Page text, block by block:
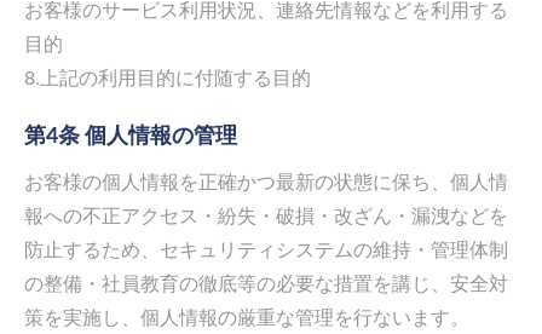
お客様のサービス利用状況、連絡先情報などを利用する
目的
8.上記の利用目的に付随する目的
第4条 個人情報の管理
お客様の個人情報を正確かつ最新の状態に保ち、個人情
報への不正アクセス・紛失・破損・改ざん・漏洩などを
防止するため、セキュリティシステムの維持・管理体制
の整備・社員教育の徹底等の必要な措置を講じ、安全対
策を実施し、個人情報の厳重な管理を行ないます。